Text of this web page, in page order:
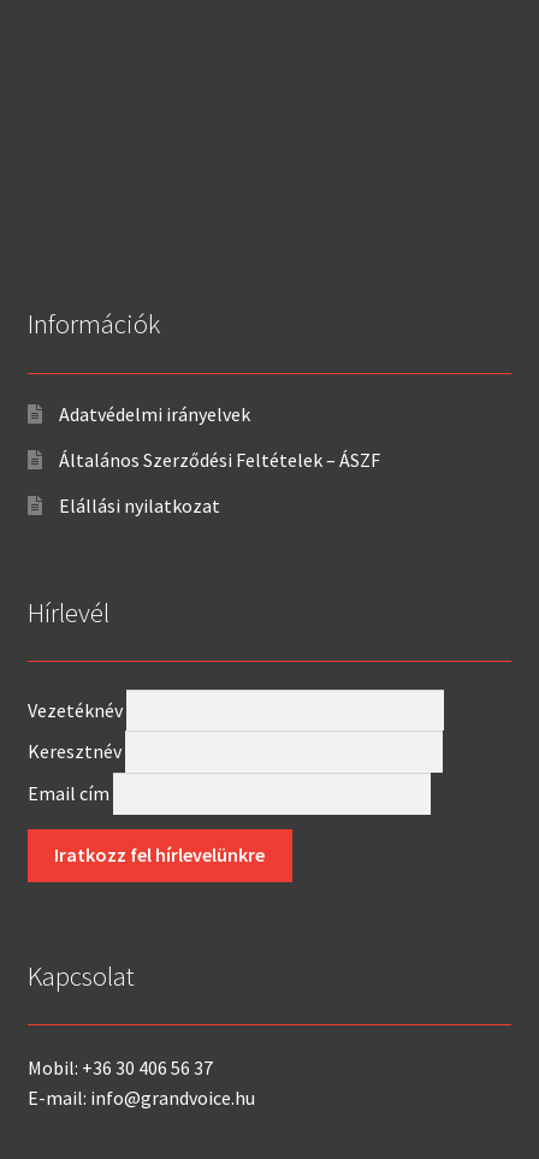
Információk
Adatvédelmi irányelvek
Általános Szerződési Feltételek – ÁSZF
Elállási nyilatkozat
Hírlevél
Vezetéknév
Keresztnév
Email cím
Kapcsolat
Mobil: +36 30 406 56 37
E-mail: info@grandvoice.hu